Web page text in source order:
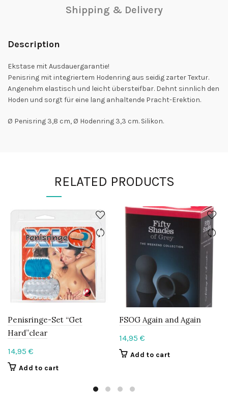
Shipping & Delivery
Description
Ekstase mit Ausdauergarantie!
Penisring mit integriertem Hodenring aus seidig zarter Textur.
Angenehm elastisch und leicht übersteifbar. Dehnt sinnlich den
Hoden und sorgt für eine lang anhaltende Pracht-Erektion.
Ø Penisring 3,8 cm, Ø Hodenring 3,3 cm. Silikon.
RELATED PRODUCTS
Penisringe-Set “Get
Hard”clear
14,95 €
Add to cart
FSOG Again and Again
14,95 €
Add to cart